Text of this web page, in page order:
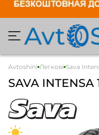
Avtoshini Легкові Sava
SAVA INTENSA